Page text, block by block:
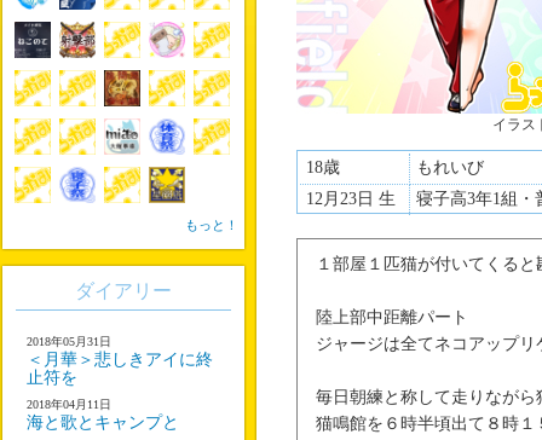
イラス
18歳
もれいび
12月23日 生
寝子高3年1組・
１部屋１匹猫が付いてくる
陸上部中距離パート
ジャージは全てネコアップリ
毎日朝練と称して走りながら
猫鳴館を６時半頃出て８時１
もっと！
ダイアリー
2018年05月31日
＜月華＞悲しきアイに終
止符を
2018年04月11日
海と歌とキャンプと